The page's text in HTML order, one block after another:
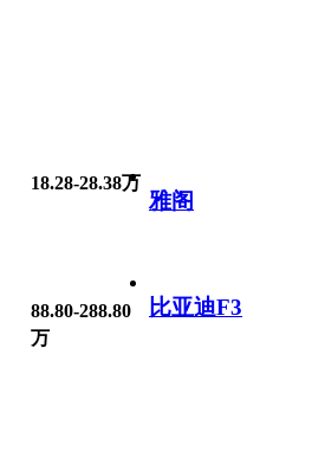
18.28-28.38万
雅阁
88.80-288.80
万
比亚迪F3